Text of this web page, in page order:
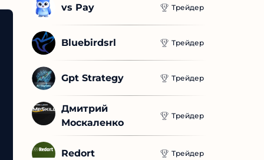
vs Pay Трейдер
Bluebirdsrl Трейдер
Gpt Strategy Трейдер
Дмитрий
Москаленко
Трейдер
Redort Трейдер